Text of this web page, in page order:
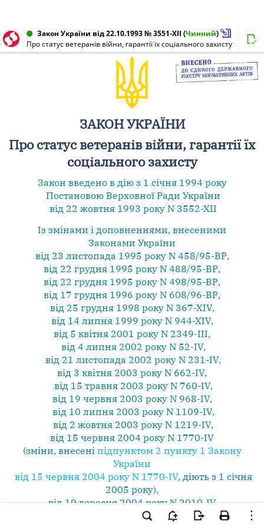
Закон України від 22.10.1993 № 3551-XII (Чинний)
Про статус ветеранів війни, гарантії їх соціального захисту